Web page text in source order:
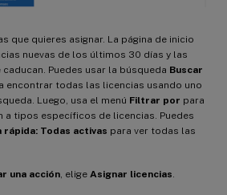
que quieres asignar. La página de inicio
nuevas de los últimos 30 días y las
Puedes usar la búsqueda Buscar
encontrar todas las licencias usando uno
Luego, usa el menú Filtrar por para
a tipos específicos de licencias. Puedes
rápida: Todas activas para ver todas las
una acción , elige Asignar licencias